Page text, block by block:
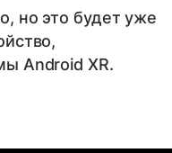
но это будет уже
Android XR.